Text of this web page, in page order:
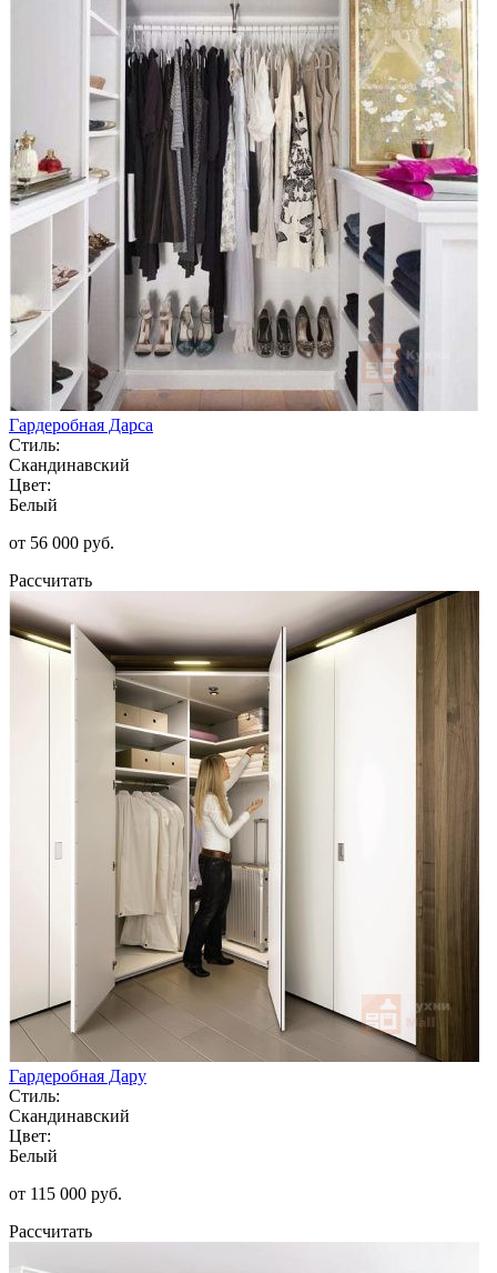
Гардеробная Дарса
Стиль:
Скандинавский
Цвет:
Белый
от 56 000 руб.
Рассчитать
Гардеробная Дару
Стиль:
Скандинавский
Цвет:
Белый
от 115 000 руб.
Рассчитать